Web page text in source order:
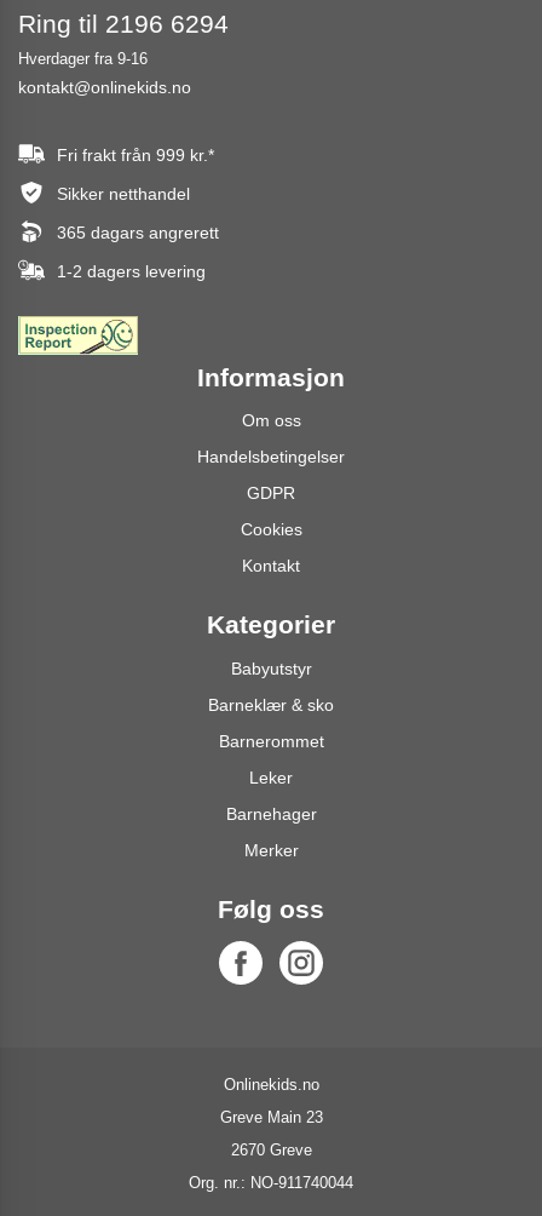
Ring til 2196 6294
Hverdager fra 9-16
kontakt@onlinekids.no
Fri frakt från 999 kr.*
Sikker netthandel
365 dagars angrerett
1-2 dagers levering
Informasjon
Om oss
Handelsbetingelser
GDPR
Cookies
Kontakt
Kategorier
Babyutstyr
Barneklær & sko
Barnerommet
Leker
Barnehager
Merker
Følg oss
Onlinekids.no
Greve Main 23
2670 Greve
Org. nr.: NO-911740044